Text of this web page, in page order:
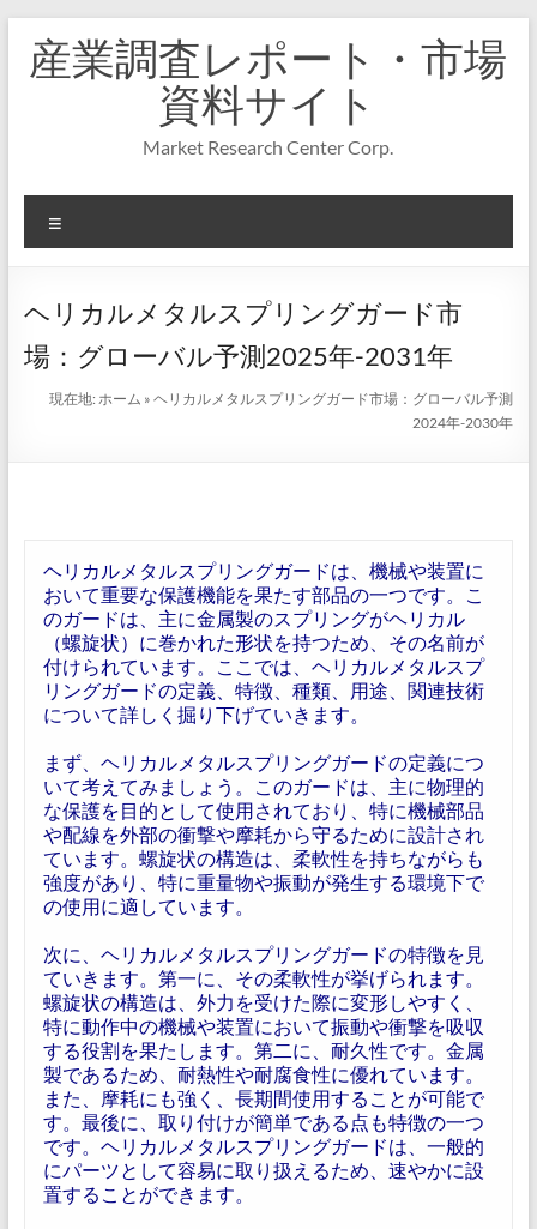
キ
プ
産業調査レポート・市場
資料サイト
Market Research Center Corp.
ニ
ー
ヘリカルメタルスプリングガード市
場：グローバル予測2025年-2031年
現在地:ホーム »ヘリカルメタルスプリングガード市場：グローバル予測
2024年-2030年
ヘリカルメタルスプリングガードは、機械や装置に
おいて重要な保護機能を果たす部品の一つです。こ
のガードは、主に金属製のスプリングがヘリカル
（螺旋状）に巻かれた形状を持つため、その名前が
付けられています。ここでは、ヘリカルメタルスプ
リングガードの定義、特徴、種類、用途、関連技術
について詳しく掘り下げていきます。
まず、ヘリカルメタルスプリングガードの定義につ
いて考えてみましょう。このガードは、主に物理的
な保護を目的として使用されており、特に機械部品
や配線を外部の衝撃や摩耗から守るために設計され
ています。螺旋状の構造は、柔軟性を持ちながらも
強度があり、特に重量物や振動が発生する環境下で
の使用に適しています。
次に、ヘリカルメタルスプリングガードの特徴を見
ていきます。第一に、その柔軟性が挙げられます。
螺旋状の構造は、外力を受けた際に変形しやすく、
特に動作中の機械や装置において振動や衝撃を吸収
する役割を果たします。第二に、耐久性です。金属
製であるため、耐熱性や耐腐食性に優れています。
また、摩耗にも強く、長期間使用することが可能で
す。最後に、取り付けが簡単である点も特徴の一つ
です。ヘリカルメタルスプリングガードは、一般的
にパーツとして容易に取り扱えるため、速やかに設
置することができます。